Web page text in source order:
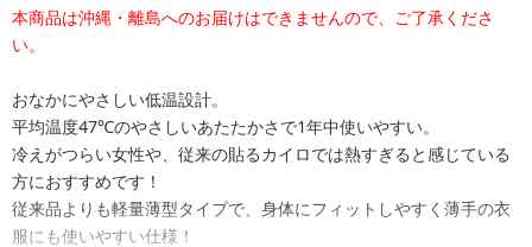
本商品は沖縄・離島へのお届けはできませんので、ご了承くださ
い。
おなかにやさしい低温設計。
平均温度47℃のやさしいあたたかさで1年中使いやすい。
冷えがつらい女性や、従来の貼るカイロでは熱すぎると感じている
方におすすめです！
従来品よりも軽量薄型タイプで、身体にフィットしやすく薄手の衣
服にも使いやすい仕様！